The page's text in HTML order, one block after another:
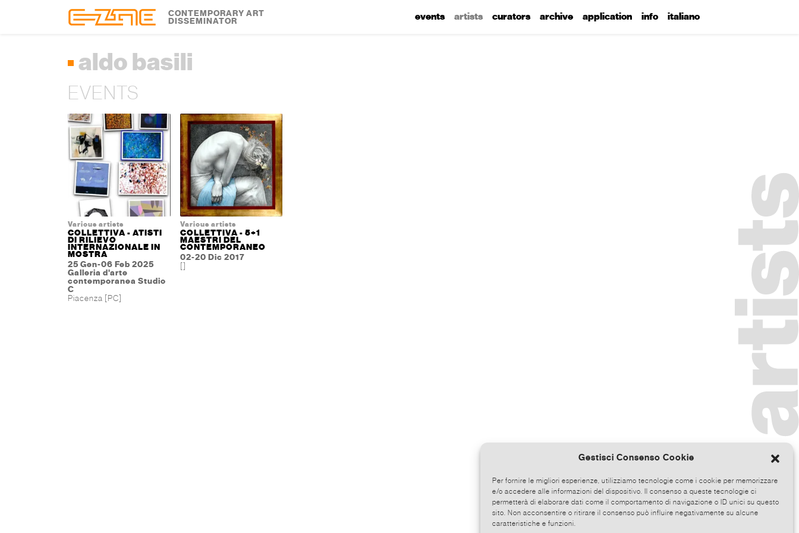
Gestisci Consenso Cookie
Per fornire le migliori esperienze, utilizziamo tecnologie come i cookie per memorizzare
e/o accedere alle informazioni del dispositivo. Il consenso a queste tecnologie ci
permetterà di elaborare dati come il comportamento di navigazione o ID unici su questo
sito. Non acconsentire o ritirare il consenso può influire negativamente su alcune
caratteristiche e funzioni.
CONTEMPORARY ART
DISSEMINATOR events artists curators archive application info italiano
aldo basili
EVENTS
Various artists
COLLETTIVA - ATISTI
DI RILIEVO
INTERNAZIONALE IN
MOSTRA
25 Gen-06 Feb 2025
Galleria d'arte
contemporanea Studio
C
Piacenza [PC]
Various artists
COLLETTIVA - 5+1
MAESTRI DEL
CONTEMPORANEO
02-20 Dic 2017
[]